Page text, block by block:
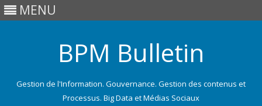
MENU
BPM Bulletin
Gestion de l'Information. Gouvernance. Gestion des contenus et
Processus. Big Data et Médias Sociaux